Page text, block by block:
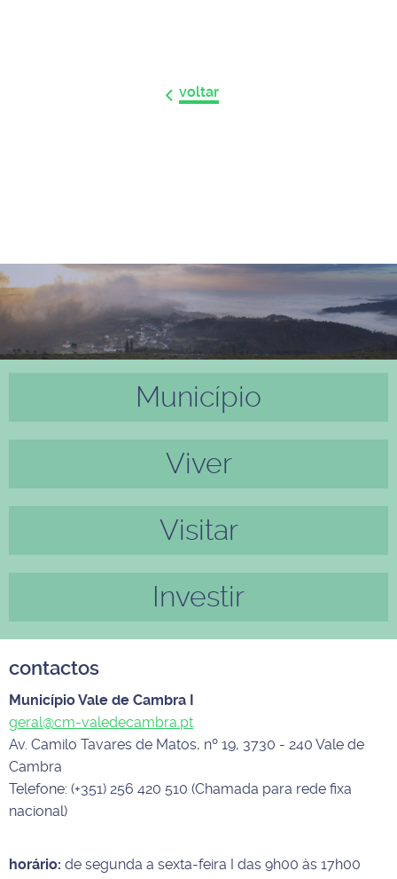
voltar
Município
Viver
Visitar
Investir
contactos
Município Vale de Cambra I
geral@cm-valedecambra.pt
Av. Camilo Tavares de Matos, nº 19, 3730 - 240 Vale de
Cambra
Telefone: (+351) 256 420 510 (Chamada para rede fixa
nacional)
horário: de segunda a sexta-feira I das 9h00 às 17h00